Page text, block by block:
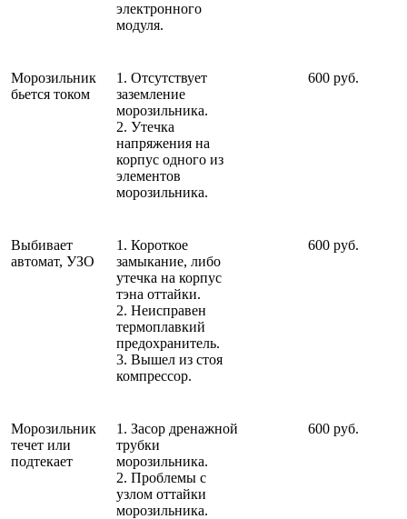
электронного
модуля.
Морозильник
бьется током
1. Отсутствует
заземление
морозильника.
2. Утечка
напряжения на
корпус одного из
элементов
морозильника.
600 руб.
Выбивает
автомат, УЗО
1. Короткое
замыкание, либо
утечка на корпус
тэна оттайки.
2. Неисправен
термоплавкий
предохранитель.
3. Вышел из стоя
компрессор.
600 руб.
Морозильник
течет или
подтекает
1. Засор дренажной
трубки
морозильника.
2. Проблемы с
узлом оттайки
морозильника.
600 руб.